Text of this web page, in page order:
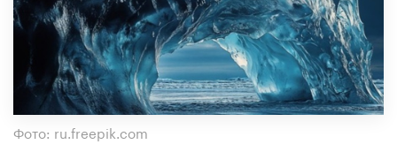
Фото: ru.freepik.com